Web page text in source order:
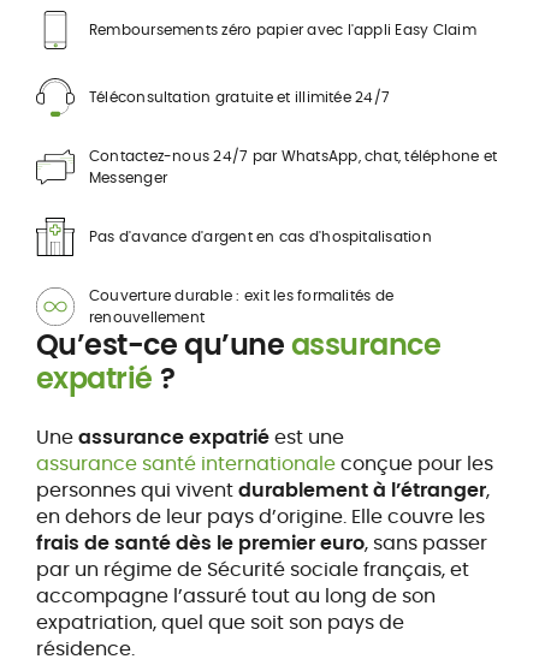
Remboursements zéro papier avec l'appli Easy Claim
Téléconsultation gratuite et illimitée 24/7
Contactez-nous 24/7 par WhatsApp, chat, téléphone et
Messenger
Pas d'avance d'argent en cas d'hospitalisation
Couverture durable : exit les formalités de
renouvellement
Qu’est-ce qu’uneassurance
expatrié ?
Uneassurance expatriéest une
assurance santé internationaleconçue pour les
personnes qui viventdurablement à l’étranger,
en dehors de leur pays d’origine. Elle couvre les
frais de santé dès le premier euro, sans passer
par un régime de Sécurité sociale français, et
accompagne l’assuré tout au long de son
expatriation, quel que soit son pays de
résidence.